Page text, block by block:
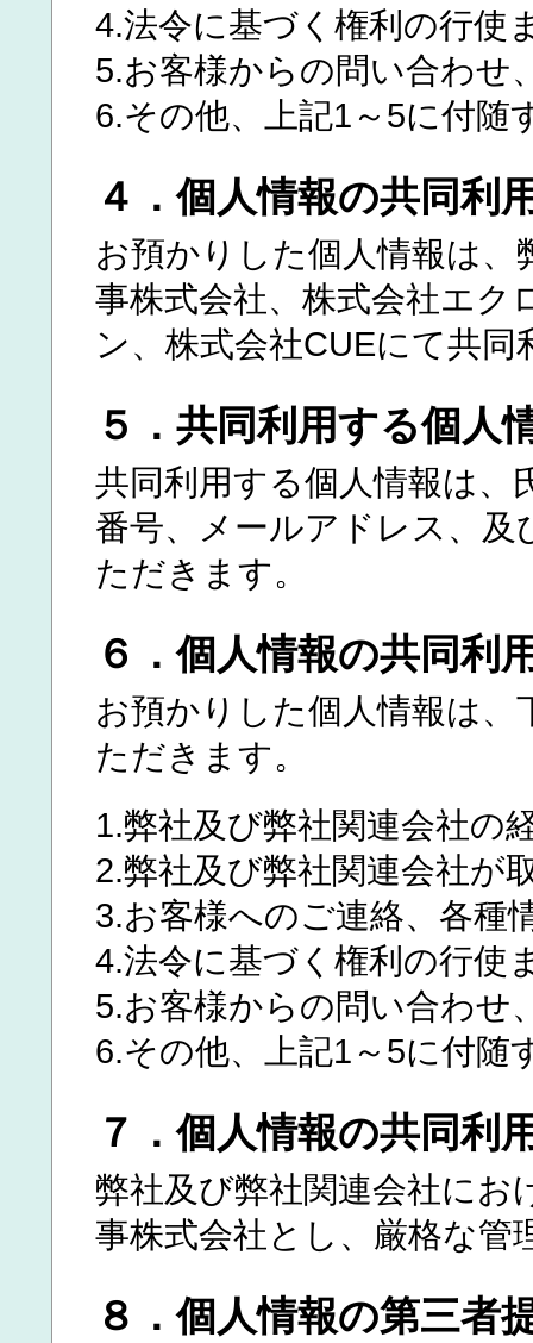
4.法令に基づく権利の行使
5.お客様からの問い合わせ
6.その他、上記1～5に付随
４．個人情報の共同利
お預かりした個人情報は、
事株式会社、株式会社エク
ン、株式会社CUEにて共
５．共同利用する個人
共同利用する個人情報は、
番号、メールアドレス、
ただきます。
６．個人情報の共同利
お預かりした個人情報は
ただきます。
1.弊社及び弊社関連会社の
2.弊社及び弊社関連会社が
3.お客様へのご連絡、各種
4.法令に基づく権利の行使
5.お客様からの問い合わせ
6.その他、上記1～5に付随
７．個人情報の共同利
弊社及び弊社関連会社にお
事株式会社とし、厳格な管
８．個人情報の第三者